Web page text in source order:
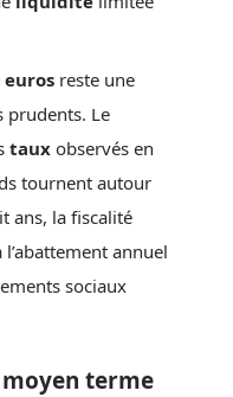
euros reste une
prudents. Le
taux observés en
tournent autour
ans, la fiscalité
annuel
sociaux
terme